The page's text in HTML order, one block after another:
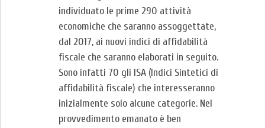
individuato le prime 290 attività
economiche che saranno assoggettate,
dal 2017, ai nuovi indici di affidabilità
fiscale che saranno elaborati in seguito.
Sono infatti 70 gli ISA (Indici Sintetici di
affidabilità fiscale) che interesseranno
inizialmente solo alcune categorie. Nel
provvedimento emanato è ben